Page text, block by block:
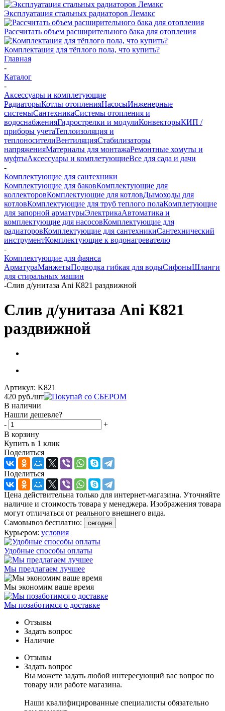
Эксплуатация стальных радиаторов Лемакс
Рассчитать объем расширительного бака для отопления
Комплектация для тёплого пола, что купить?
Главная
-
Каталог
-
Аксессуары и комплетующие
РадиаторыКотлы отопленияНасосыИнженерные
системыСантехникаСистемы отопления и
водоснабженияГидрострелки и модулиКонвекторыКИП /
приборы учетаТеплоизоляция и
теплоносителиВентиляцияСтабилизаторы
напряженияМатериалы для монтажаРемонтные хомуты и
муфтыАксессуары и комплетующиеВсе для сада и дачи
-
Комплектующие для сантехники
Комплектующие для баковКомплектующие для
коллекторовКомплектующие для котловДымоходы для
котловКомплектующие для труб теплого полаКомплетующие
для запорной арматурыЭлектрикаАвтоматика и
комплектующие для насосовКомплектующие для
радиаторовКомплектующие для сантехникиСантехнический
инструментКомплектующие к водонагревателю
-
Комплектующие для фаянса
АрматураМанжетыПодводка гибкая для водыСифоныШланги
для стиральных машин
-Слив д/унитаза Аni К821 раздвижной
Слив д/унитаза Аni К821
раздвижной
Артикул: K821
420 руб./шт
В наличии
Нашли дешевле?
-
+
В корзину
Купить в 1 клик
Поделиться
Поделиться
Цена действительна только для интернет-магазина. Уточняйте
наличие и стоимость товара у менеджера. Изображения товара
могут отличаться от реального внешнего вида.
Самовывоз бесплатно:
сегодня
Курьером: условия
Удобные способы оплаты
Мы предлагаем лучшее
Мы экономим ваше время
Мы позаботимся о доставке
Отзывы
Задать вопрос
Наличие
Отзывы
Задать вопрос
Вы можете задать любой интересующий вас вопрос по
товару или работе магазина.
Наши квалифицированные специалисты обязательно